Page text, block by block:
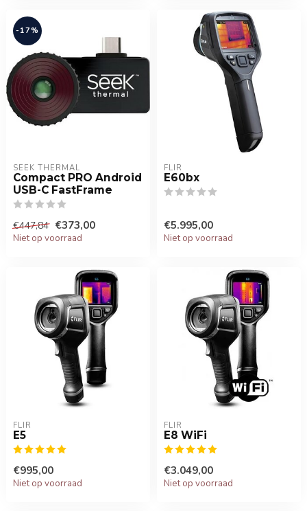
-17%
SEEK THERMAL
Compact PRO Android
USB-C FastFrame
€447,84 €373,00
Niet op voorraad
FLIR
E60bx
€5.995,00
Niet op voorraad
FLIR
E5
€995,00
Niet op voorraad
FLIR
E8 WiFi
€3.049,00
Niet op voorraad